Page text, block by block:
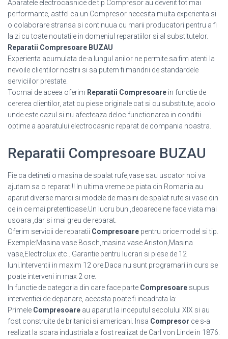
Aparatele electrocasnice de tip Compresor au devenit tot mai
performante, astfel ca un Compresor necesita multa experienta si
o colaborare stransa si continuua cu marii producatori pentru a fi
la zi cu toate noutatile in domeniul reparatiilor si al substitutelor.
Reparatii Compresoare BUZAU
Experienta acumulata de-a lungul anilor ne permite sa fim atenti la
nevoile clientilor nostrii si sa putem fi mandrii de standardele
serviciilor prestate.
Tocmai de aceea oferim Reparatii Compresoare in functie de
cererea clientilor, atat cu piese originale cat si cu substitute, acolo
unde este cazul si nu afecteaza deloc functionarea in conditii
optime a aparatului electrocasnic reparat de compania noastra.
Reparatii Compresoare BUZAU
Fie ca detineti o masina de spalat rufe,vase sau uscator noi va
ajutam sa o reparati!! In ultima vreme pe piata din Romania au
aparut diverse marci si modele de masini de spalat rufe si vase din
ce in ce mai pretentioase.Un lucru bun ,deoarece ne face viata mai
usoara ,dar si mai greu de reparat.
Oferim servicii de reparatii Compresoare pentru orice model si tip.
Exemple:Masina vase Bosch,masina vase Ariston,Masina
vase,Electrolux etc.. Garantie pentru lucrari si piese de 12
luni.Interventii in maxim 12 ore.Daca nu sunt programari in curs se
poate interveni in max 2 ore.
In functie de categoria din care face parte Compresoare supus
interventiei de depanare, aceasta poate fi incadrata la:
Primele Compresoare au aparut la inceputul secolului XIX si au
fost construite de britanici si americani. Insa Compresor ce s-a
realizat la scara industriala a fost realizat de Carl von Linde in 1876.